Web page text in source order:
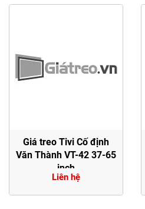
Giá treo Tivi Cố định
Văn Thành VT-42 37-65
inch
Liên hệ